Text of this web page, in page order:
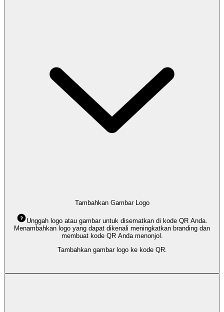
Tambahkan Gambar Logo
Unggah logo atau gambar untuk disematkan di kode QR Anda.
Menambahkan logo yang dapat dikenali meningkatkan branding dan
membuat kode QR Anda menonjol.
Tambahkan gambar logo ke kode QR.